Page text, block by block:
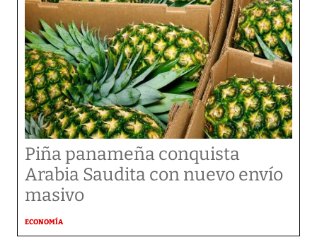
Piña panameña conquista
Arabia Saudita con nuevo envío
masivo
ECONOMÍA